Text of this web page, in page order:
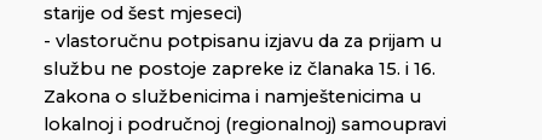
starije od šest mjeseci)
- vlastoručnu potpisanu izjavu da za prijam u
službu ne postoje zapreke iz članaka 15. i 16.
Zakona o službenicima i namještenicima u
lokalnoj i područnoj (regionalnoj) samoupravi